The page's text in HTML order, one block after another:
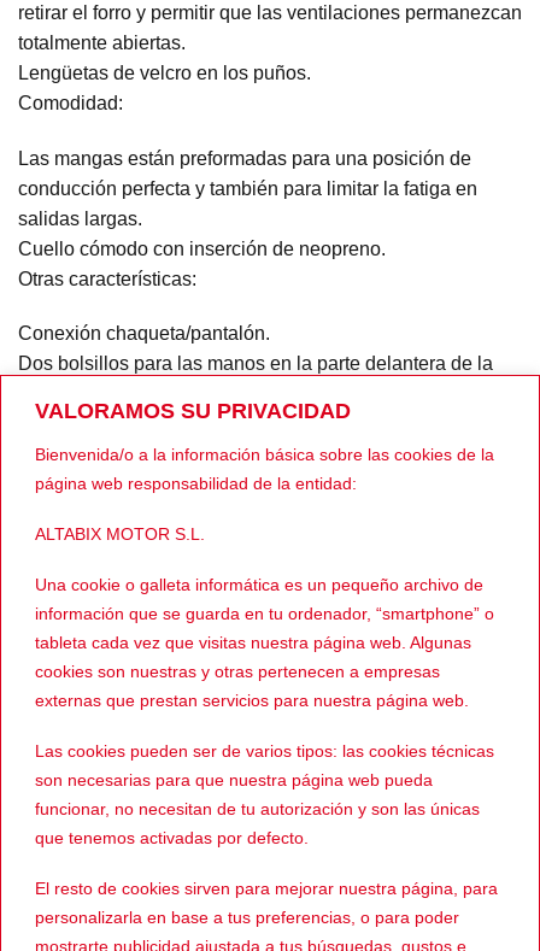
VALORAMOS SU PRIVACIDAD
Bienvenida/o a la información básica sobre las cookies de la
página web responsabilidad de la entidad:
ALTABIX MOTOR S.L.
Una cookie o galleta informática es un pequeño archivo de
información que se guarda en tu ordenador, “smartphone” o
tableta cada vez que visitas nuestra página web. Algunas
cookies son nuestras y otras pertenecen a empresas
externas que prestan servicios para nuestra página web.
Las cookies pueden ser de varios tipos: las cookies técnicas
son necesarias para que nuestra página web pueda
funcionar, no necesitan de tu autorización y son las únicas
que tenemos activadas por defecto.
El resto de cookies sirven para mejorar nuestra página, para
personalizarla en base a tus preferencias, o para poder
mostrarte publicidad ajustada a tus búsquedas, gustos e
retirar el forro y permitir que las ventilaciones permanezcan
totalmente abiertas.
Lengüetas de velcro en los puños.
Comodidad:
Las mangas están preformadas para una posición de
conducción perfecta y también para limitar la fatiga en
salidas largas.
Cuello cómodo con inserción de neopreno.
Otras características:
Conexión chaqueta/pantalón.
Dos bolsillos para las manos en la parte delantera de la
Dos bolsillos interiores.
Homologación:
homologada CE EN17092 clase AA.
Enlace al perfil de Wallapop
Ver más CHAQUETAS
PRODUCTOS RELACIONADOS
-5% -44%